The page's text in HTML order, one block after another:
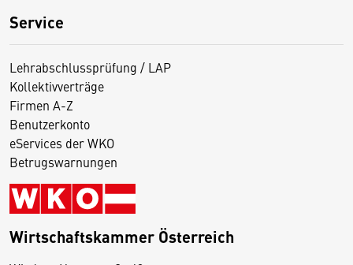
Service
Lehrabschlussprüfung / LAP
Kollektivverträge
Firmen A-Z
Benutzerkonto
eServices der WKO
Betrugswarnungen
Wirtschaftskammer Österreich